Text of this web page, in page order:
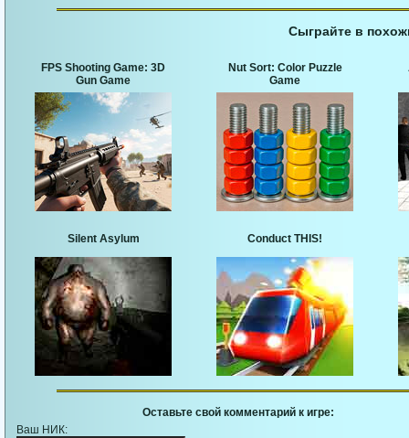
Сыграйте в
FPS Shooting Game: 3D
Gun Game
Nut Sort: Color Puzzle
Game
Silent Asylum Conduct THIS!
Оставьте свой комментарий к игре:
Ваш НИК: